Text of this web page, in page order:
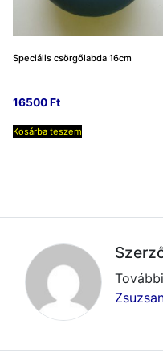
Speciális csörgőlabda 16cm
16500Ft
Kosárba teszem